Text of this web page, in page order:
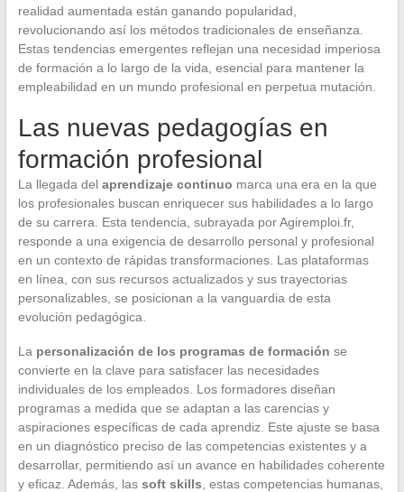
realidad aumentada están ganando popularidad,
revolucionando así los métodos tradicionales de enseñanza.
Estas tendencias emergentes reflejan una necesidad imperiosa
de formación a lo largo de la vida, esencial para mantener la
empleabilidad en un mundo profesional en perpetua mutación.
Las nuevas pedagogías en
formación profesional
La llegada del aprendizaje continuo marca una era en la que
los profesionales buscan enriquecer sus habilidades a lo largo
de su carrera. Esta tendencia, subrayada por Agiremploi.fr,
responde a una exigencia de desarrollo personal y profesional
en un contexto de rápidas transformaciones. Las plataformas
en línea, con sus recursos actualizados y sus trayectorias
personalizables, se posicionan a la vanguardia de esta
evolución pedagógica.
La personalización de los programas de formación se
convierte en la clave para satisfacer las necesidades
individuales de los empleados. Los formadores diseñan
programas a medida que se adaptan a las carencias y
aspiraciones específicas de cada aprendiz. Este ajuste se basa
en un diagnóstico preciso de las competencias existentes y a
desarrollar, permitiendo así un avance en habilidades coherente
y eficaz. Además, las soft skills , estas competencias humanas,